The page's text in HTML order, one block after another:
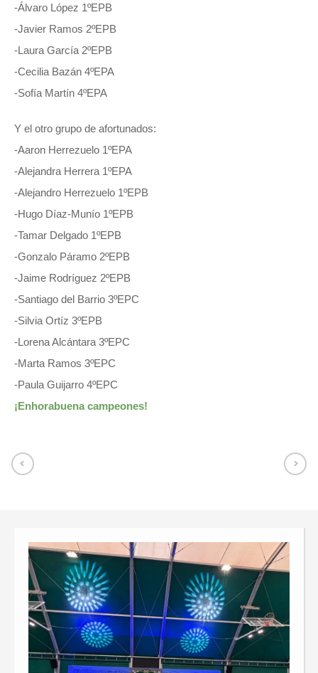
-Álvaro López 1ºEPB
-Javier Ramos 2ºEPB
-Laura García 2ºEPB
-Cecilia Bazán 4ºEPA
-Sofía Martín 4ºEPA
Y el otro grupo de afortunados:
-Aaron Herrezuelo 1ºEPA
-Alejandra Herrera 1ºEPA
-Alejandro Herrezuelo 1ºEPB
-Hugo Díaz-Munío 1ºEPB
-Tamar Delgado 1ºEPB
-Gonzalo Páramo 2ºEPB
-Jaime Rodríguez 2ºEPB
-Santiago del Barrio 3ºEPC
-Silvia Ortíz 3ºEPB
-Lorena Alcántara 3ºEPC
-Marta Ramos 3ºEPC
-Paula Guijarro 4ºEPC
¡Enhorabuena campeones!